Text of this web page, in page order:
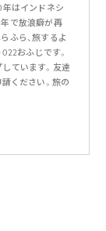
年はインドネシ
で放浪癖が再
ふら、旅するよ
おふじです。
ています。友達
請ください。旅の